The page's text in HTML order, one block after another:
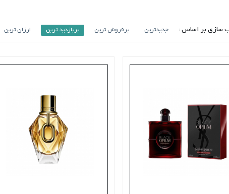
سازی بر اساس : جدیدترین پرفروش ترین پربازدید ترین ارزان ترین